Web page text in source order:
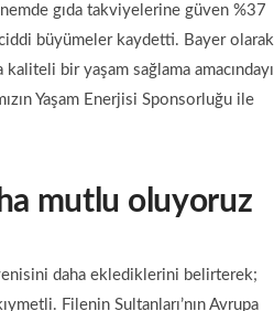
gıda takviyelerine güven %37
ciddi büyümeler kaydetti. Bayer
bir yaşam sağlama
Yaşam Enerjisi Sponsorluğu ile
mutlu oluyoruz
daha eklediklerini belirterek;
Filenin Sultanları’nın Avrupa